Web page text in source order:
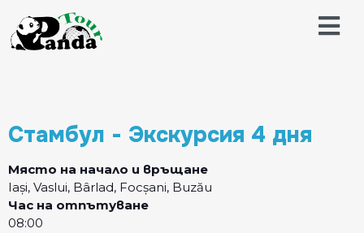
Стамбул - Экскурсия 4 дня
Място на начало и връщане
Iași, Vaslui, Bârlad, Focșani, Buzău
Час на отпътуване
08:00